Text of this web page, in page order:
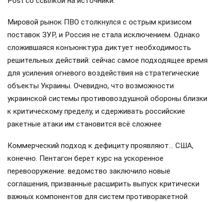
Мировой рынок ПВО столкнулся с острым кризисом
поставок ЗУР, и Россия не стала исключением. Однако
сложившаяся конъюнктура диктует необходимость
решительных действий: сейчас самое подходящее время
для усиления огневого воздействия на стратегические
объекты Украины. Очевидно, что возможности
украинской системы противовоздушной обороны близки
к критическому пределу, и сдерживать российские
ракетные атаки им становится всё сложнее
Коммерческий подход к дефициту проявляют… США,
конечно. Пентагон берет курс на ускоренное
перевооружение: ведомство заключило новые
соглашения, призванные расширить выпуск критически
важных компонентов для систем противоракетной